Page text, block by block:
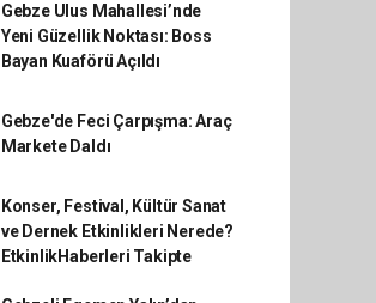
Gebze Ulus Mahallesi’nde
Yeni Güzellik Noktası: Boss
Bayan Kuaförü Açıldı
Gebze'de Feci Çarpışma: Araç
Markete Daldı
Konser, Festival, Kültür Sanat
ve Dernek Etkinlikleri Nerede?
EtkinlikHaberleri Takipte